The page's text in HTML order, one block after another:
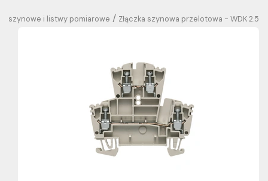
Złączka szynowa przelotowa - WDK 2.5
/
szynowe i listwy pomiarowe